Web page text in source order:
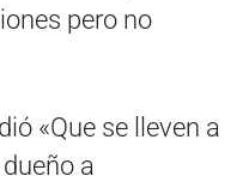
pero no
«Que se lleven a
a